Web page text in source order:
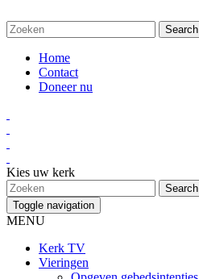
Home
Contact
Doneer nu
Kies uw kerk
Toggle navigation
MENU
Kerk TV
Vieringen